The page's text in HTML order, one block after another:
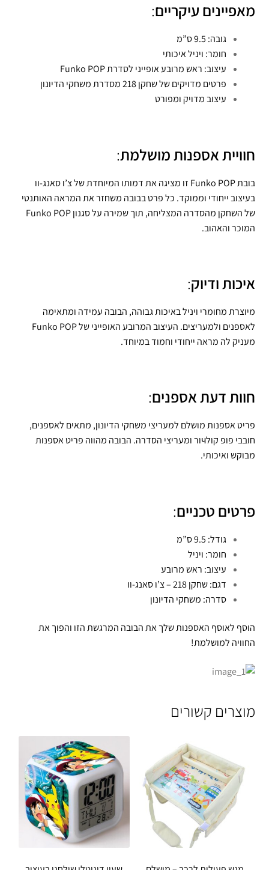
מאפיינים עיקריים:
גובה: 9.5 ס”מ
חומר: ויניל איכותי
עיצוב: ראש מרובע אופייני לסדרת Funko POP
פרטים מדויקים של שחקן 218 מסדרת משחקי הדיונון
עיצוב מדויק ומפורט
חוויית אספנות מושלמת:
בובת Funko POP זו מציגה את דמותו המיוחדת של צ’ו סאנג-וו
בעיצוב ייחודי וממוקד. כל פרט בבובה משחזר את המראה האותנטי
של השחקן מהסדרה המצליחה, תוך שמירה על סגנון Funko POP
המוכר והאהוב.
איכות ודיוק:
מיוצרת מחומרי ויניל באיכות גבוהה, הבובה עמידה ומתאימה
לאספנים ולמעריצים. העיצוב המרובע האופייני של Funko POP
מעניק לה מראה ייחודי וחמוד במיוחד.
חוות דעת אספנים:
פריט אספנות מושלם למעריצי משחקי הדיונון, מתאים לאספנים,
חובבי פופ קולчור ומעריצי הסדרה. הבובה מהווה פריט אספנות
מבוקש ואיכותי.
פרטים טכניים:
גודל: 9.5 ס”מ
חומר: ויניל
עיצוב: ראש מרובע
דגם: שחקן 218 – צ’ו סאנג-וו
סדרה: משחקי הדיונון
הוסף לאוסף האספנות שלך את הבובה המרגשת הזו והפוך את
החוויה למושלמת!
מוצרים קשורים